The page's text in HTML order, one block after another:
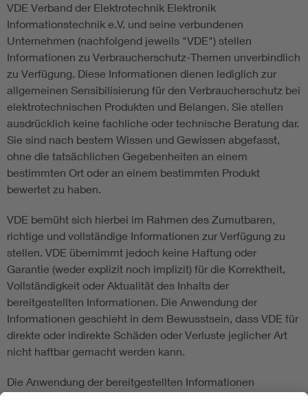
VDE Verband der Elektrotechnik Elektronik
Informationstechnik e.V. und seine verbundenen
Unternehmen (nachfolgend jeweils "VDE") stellen
Informationen zu Verbraucherschutz-Themen unverbindlich
zu Verfügung. Diese Informationen dienen lediglich zur
allgemeinen Sensibilisierung für den Verbraucherschutz bei
elektrotechnischen Produkten und Belangen. Sie stellen
ausdrücklich keine fachliche oder technische Beratung dar.
Sie sind nach bestem Wissen und Gewissen abgefasst,
ohne die tatsächlichen Gegebenheiten an einem
bestimmten Ort oder an einem bestimmten Produkt
bewertet zu haben.
VDE bemüht sich hierbei im Rahmen des Zumutbaren,
richtige und vollständige Informationen zur Verfügung zu
stellen. VDE übernimmt jedoch keine Haftung oder
Garantie (weder explizit noch implizit) für die Korrektheit,
Vollständigkeit oder Aktualität des Inhalts der
bereitgestellten Informationen. Die Anwendung der
Informationen geschieht in dem Bewusstsein, dass VDE für
direkte oder indirekte Schäden oder Verluste jeglicher Art
nicht haftbar gemacht werden kann.
Die Anwendung der bereitgestellten Informationen